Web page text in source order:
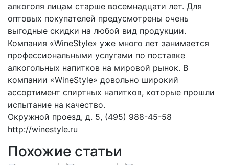
алкоголя лицам старше восемнадцати лет. Для
оптовых покупателей предусмотрены очень
выгодные скидки на любой вид продукции.
Компания «WineStyle» уже много лет занимается
профессиональными услугами по поставке
алкогольных напитков на мировой рынок. В
компании «WineStyle» довольно широкий
ассортимент спиртных напитков, которые прошли
испытание на качество.
Окружной проезд, д. 5, (495) 988-45-58
http://winestyle.ru
Похожие статьи